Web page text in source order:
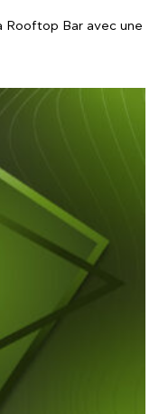
Rooftop Bar avec une